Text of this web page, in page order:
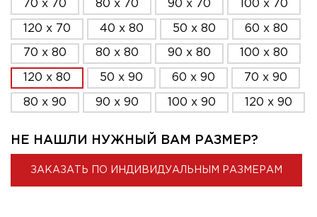
70 x 70 80 x 70 90 x 70 100 x 70
120 x 70 40 x 80 50 x 80 60 x 80
70 x 80 80 x 80 90 x 80 100 x 80
120 x 80 50 x 90 60 x 90 70 x 90
80 x 90 90 x 90 100 x 90 120 x 90
НЕ НАШЛИ НУЖНЫЙ ВАМ РАЗМЕР?
ЗАКАЗАТЬ ПО ИНДИВИДУАЛЬНЫМ РАЗМЕРАМ